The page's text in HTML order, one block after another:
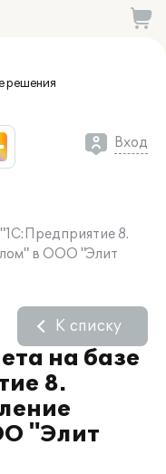
решения
Вход
8.
в ООО "Элит
на базе
8.
"Элит
К списку